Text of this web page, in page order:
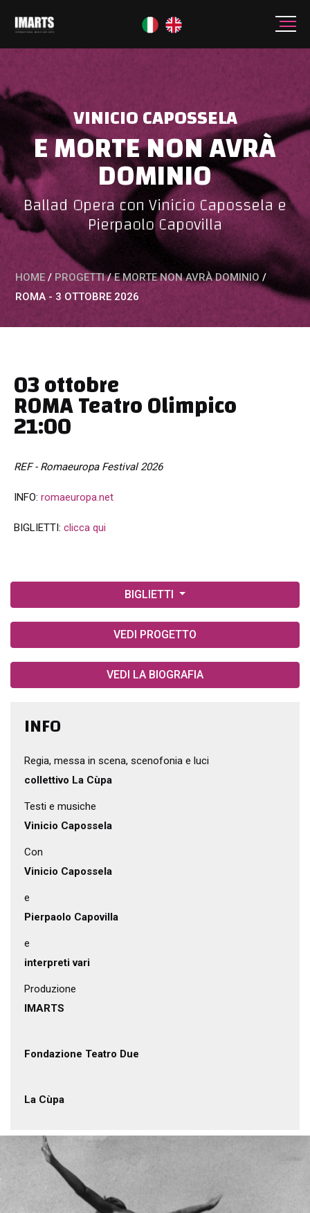
VINICIO CAPOSSELA
E MORTE NON AVRÀ
DOMINIO
Ballad Opera con Vinicio Capossela e
Pierpaolo Capovilla
HOME / PROGETTI / E MORTE NON AVRÀ DOMINIO /
ROMA - 3 OTTOBRE 2026
03 ottobre
ROMA Teatro Olimpico
21:00
REF - Romaeuropa Festival 2026
INFO: romaeuropa.net
BIGLIETTI: clicca qui
BIGLIETTI
VEDI PROGETTO
VEDI LA BIOGRAFIA
INFO
Regia, messa in scena, scenofonia e luci
collettivo La Cùpa
Testi e musiche
Vinicio Capossela
Con
Vinicio Capossela
e
Pierpaolo Capovilla
e
interpreti vari
Produzione
IMARTS
Fondazione Teatro Due
La Cùpa